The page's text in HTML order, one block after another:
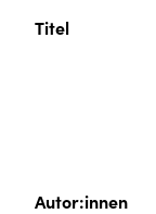
Titel
Autor:innen